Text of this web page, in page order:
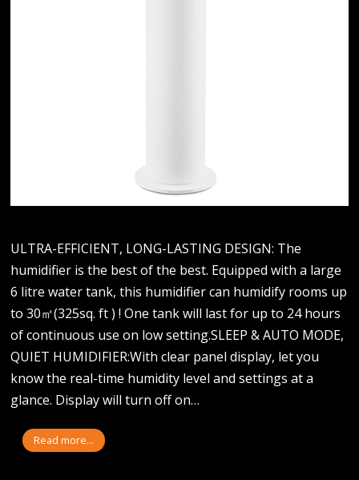
ULTRA-EFFICIENT, LONG-LASTING DESIGN: The
humidifier is the best of the best. Equipped with a large
6 litre water tank, this humidifier can humidify rooms up
to 30㎡(325sq. ft ) ! One tank will last for up to 24 hours
of continuous use on low setting.SLEEP & AUTO MODE,
QUIET HUMIDIFIER:With clear panel display, let you
know the real-time humidity level and settings at a
glance. Display will turn off on…
Read more...